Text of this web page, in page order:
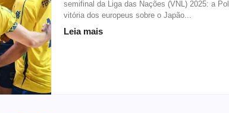
semifinal da Liga das Nações (VNL) 2025: a
vitória dos europeus sobre o Japão...
Leia mais